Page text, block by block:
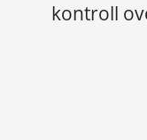
kontroll